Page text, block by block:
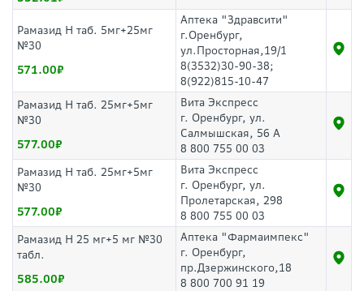
Рамазид Н таб. 5мг+25мг
№30
571.00
Аптека "Здравсити"
г.Оренбург,
ул.Просторная,19/1
8(3532)30-90-38;
8(922)815-10-47
Рамазид Н таб. 25мг+5мг
№30
577.00
Вита Экспресс
г. Оренбург, ул.
Салмышская, 56 А
8 800 755 00 03
Рамазид Н таб. 25мг+5мг
№30
577.00
Вита Экспресс
г. Оренбург, ул.
Пролетарская, 298
8 800 755 00 03
Рамазид Н 25 мг+5 мг №30
табл.
585.00
Аптека "Фармаимпекс"
г. Оренбург,
пр.Дзержинского,18
8 800 700 91 19